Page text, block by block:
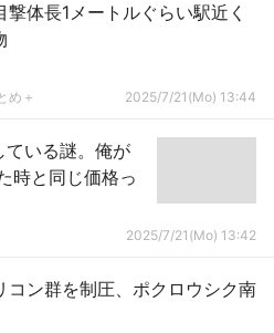
体長1メートルぐらい駅近く
め＋ 2025/7/21(Mo) 13:44
いる謎。俺が
時と同じ価格っ
2025/7/21(Mo) 13:42
コン群を制圧、ポクロウシク南